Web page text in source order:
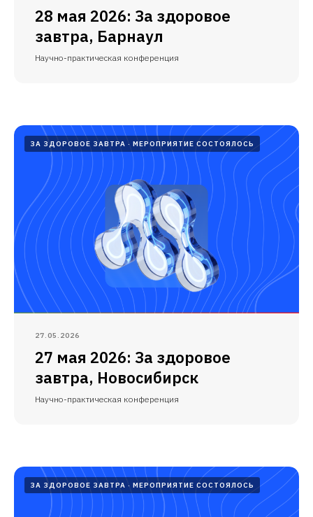
28 мая 2026: За здоровое
завтра, Барнаул
Научно-практическая конференция
ЗА ЗДОРОВОЕ ЗАВТРА МЕРОПРИЯТИЕ СОСТОЯЛОСЬ
27.05.2026
27 мая 2026: За здоровое
завтра, Новосибирск
Научно-практическая конференция
ЗА ЗДОРОВОЕ ЗАВТРА МЕРОПРИЯТИЕ СОСТОЯЛОСЬ